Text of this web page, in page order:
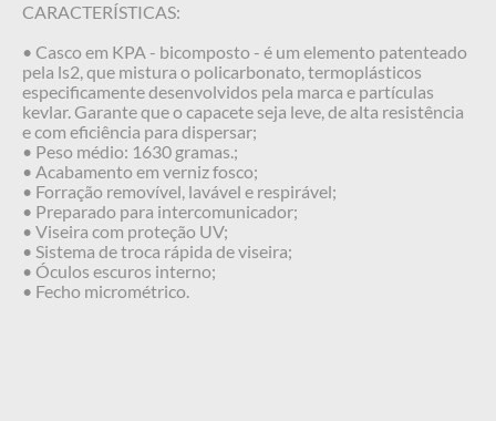
CARACTERÍSTICAS:
• Casco em KPA - bicomposto - é um elemento patenteado
pela ls2, que mistura o policarbonato, termoplásticos
especificamente desenvolvidos pela marca e partículas
kevlar. Garante que o capacete seja leve, de alta resistência
e com eficiência para dispersar;
• Peso médio: 1630 gramas.;
• Acabamento em verniz fosco;
• Forração removível, lavável e respirável;
• Preparado para intercomunicador;
• Viseira com proteção UV;
• Sistema de troca rápida de viseira;
• Óculos escuros interno;
• Fecho micrométrico.